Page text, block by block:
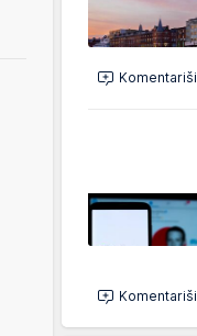
Komentariši
Komentariši